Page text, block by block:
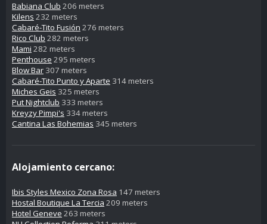
Babiana Club 206 meters
Kilens 232 meters
Cabaré-Tito Fusión 276 meters
Rico Club 282 meters
Mami 282 meters
Penthouse 295 meters
Blow Bar 307 meters
Cabaré-Tito Punto y Aparte 314 meters
Miches Geis 325 meters
Put Nightclub 333 meters
Kreyzy Pimpi's 334 meters
Cantina Las Bohemias 345 meters
Alojamiento cercano:
Ibis Styles Mexico Zona Rosa 147 meters
Hostal Boutique La Tercia 209 meters
Hotel Geneve 263 meters